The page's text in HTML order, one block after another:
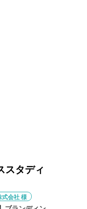
スタディ
会社 様